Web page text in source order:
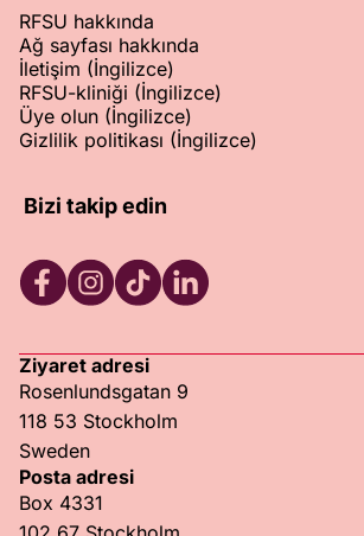
RFSU hakkında
Ağ sayfası hakkında
İletişim (İngilizce)
RFSU-kliniği (İngilizce)
Üye olun (İngilizce)
Gizlilik politikası (İngilizce)
Bizi takip edin
Ziyaret adresi
Rosenlundsgatan 9
118 53 Stockholm
Sweden
Posta adresi
Box 4331